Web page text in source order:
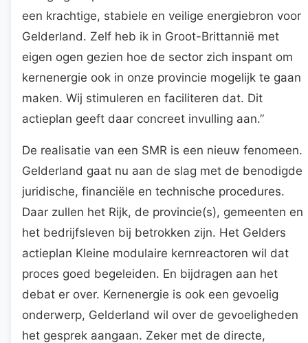
een krachtige, stabiele en veilige energiebron voor
Gelderland. Zelf heb ik in Groot-Brittannië met
eigen ogen gezien hoe de sector zich inspant om
kernenergie ook in onze provincie mogelijk te gaan
maken. Wij stimuleren en faciliteren dat. Dit
actieplan geeft daar concreet invulling aan.”
De realisatie van een SMR is een nieuw fenomeen.
Gelderland gaat nu aan de slag met de benodigde
juridische, financiële en technische procedures.
Daar zullen het Rijk, de provincie(s), gemeenten en
het bedrijfsleven bij betrokken zijn. Het Gelders
actieplan Kleine modulaire kernreactoren wil dat
proces goed begeleiden. En bijdragen aan het
debat er over. Kernenergie is ook een gevoelig
onderwerp, Gelderland wil over de gevoeligheden
het gesprek aangaan. Zeker met de directe,